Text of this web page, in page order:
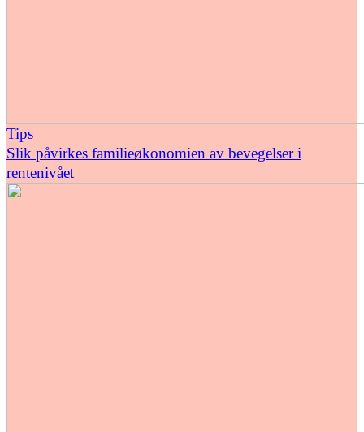
Tips
Slik påvirkes familieøkonomien av bevegelser i
rentenivået